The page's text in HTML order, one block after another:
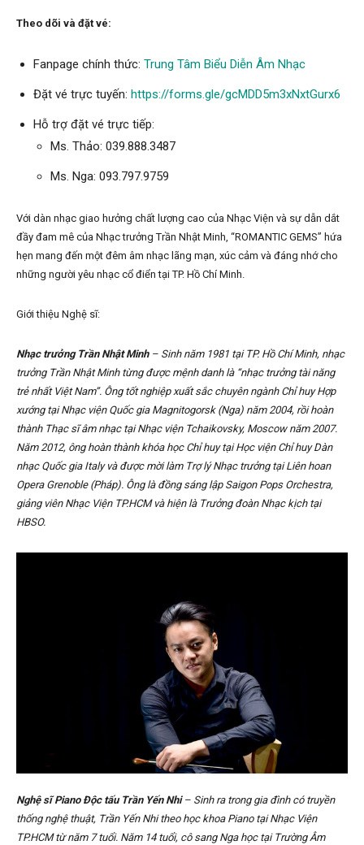
Theo dõi và đặt vé:
Fanpage chính thức: Trung Tâm Biểu Diễn Âm Nhạc
Đặt vé trực tuyến: https://forms.gle/gcMDD5m3xNxtGurx6
Hỗ trợ đặt vé trực tiếp:
Ms. Thảo: 039.888.3487
Ms. Nga: 093.797.9759
Với dàn nhạc giao hưởng chất lượng cao của Nhạc Viện và sự dẫn dắt
đầy đam mê của Nhạc trưởng Trần Nhật Minh, “ROMANTIC GEMS” hứa
hẹn mang đến một đêm âm nhạc lãng mạn, xúc cảm và đáng nhớ cho
những người yêu nhạc cổ điển tại TP. Hồ Chí Minh.
Giới thiệu Nghệ sĩ:
Nhạc trưởng Trần Nhật Minh– Sinh năm 1981 tại TP. Hồ Chí Minh, nhạc
trưởng Trần Nhật Minh từng được mệnh danh là “nhạc trưởng tài năng
trẻ nhất Việt Nam”. Ông tốt nghiệp xuất sắc chuyên ngành Chỉ huy Hợp
xướng tại Nhạc viện Quốc gia Magnitogorsk (Nga) năm 2004, rồi hoàn
thành Thạc sĩ âm nhạc tại Nhạc viện Tchaikovsky, Moscow năm 2007.
Năm 2012, ông hoàn thành khóa học Chỉ huy tại Học viện Chỉ huy Dàn
nhạc Quốc gia Italy và được mời làm Trợ lý Nhạc trưởng tại Liên hoan
Opera Grenoble (Pháp). Ông là đồng sáng lập Saigon Pops Orchestra,
giảng viên Nhạc Viện TP.HCM và hiện là Trưởng đoàn Nhạc kịch tại
HBSO.
Nghệ sĩ Piano Độc tấu Trần Yến Nhi– Sinh ra trong gia đình có truyền
thống nghệ thuật, Trần Yến Nhi theo học khoa Piano tại Nhạc Viện
TP.HCM từ năm 7 tuổi. Năm 14 tuổi, cô sang Nga học tại Trường Âm